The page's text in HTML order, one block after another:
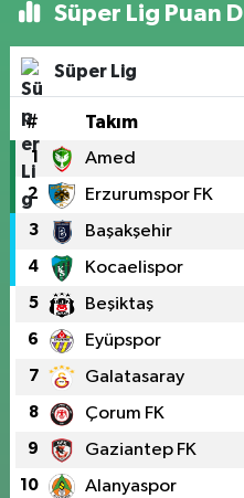
Süper Lig Puan
Süper Lig
# Takım
1 Amed
2 Erzurumspor FK
3 Başakşehir
4 Kocaelispor
5 Beşiktaş
6 Eyüpspor
7 Galatasaray
8 Çorum FK
9 Gaziantep FK
10 Alanyaspor